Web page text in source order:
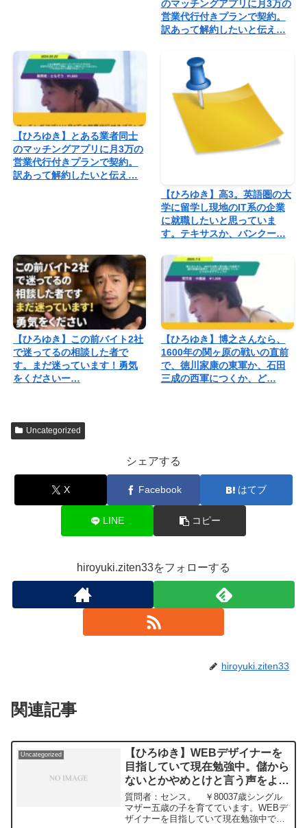
のマッチングアプリに月3万の
営業代行付きプランで契約。
訳あって解約したいと伝え…
【ひろゆき】とある業者同士
のマッチングアプリに月3万の
営業代行付きプランで契約。
訳あって解約したいと伝え…
【ひろゆき】高3。英語圏の大
学に留学し現地のIT系の企業
に就職したいと思っていま
す。テキサスか、バンクー…
【ひろゆき】この前バイト2社
で迷ってるの相談した者で
す。まだ迷っています！勇気
をくださいー…
【ひろゆき】博之さんなら、
1600年の関ヶ原の戦いの直前
で、徳川家康の東軍か、石田
三成の西軍につくか、ど…
Uncategorized
シェアする
X Facebook はてブ
LINE コピー
hiroyuki.ziten33をフォローする
hiroyuki.ziten33
関連記事
Uncategorized
【ひろゆき】WEBデザイナーを
目指していて現在勉強中。儲から
ないとかやめとけと言う声をよく
聞くのですがどう思いますか？
ー ひろゆき切り抜き
20240509
質問者：センス。 ￥80037歳シングル
マザー五歳の子を育てています。WEBデ
ザイナーを目指していて現在勉強中で